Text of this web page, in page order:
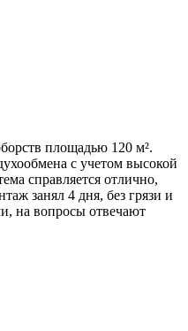
площадью 120 м².
с учетом высокой
справляется отлично,
занял 4 дня, без грязи и
на вопросы отвечают